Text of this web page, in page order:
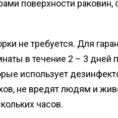
поверхности раковин,
не требуется. Для
в течение 2 – 3 дней
использует
не вредят людям и
часов.